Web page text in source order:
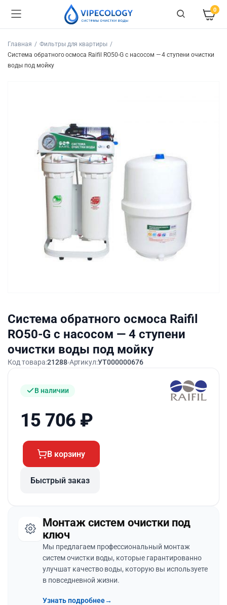
0
Главная
Фильтры для квартиры
Система обратного осмоса Raifil RO50-G с насосом — 4 ступени очистки
воды под мойку
Система обратного осмоса Raifil
RO50-G с насосом — 4 ступени
очистки воды под мойку
Код товара:21288 Артикул:УТ000000676
В наличии
15 706 ₽
В корзину
Быстрый заказ
Монтаж систем очистки под
ключ
Мы предлагаем профессиональный монтаж
систем очистки воды, которые гарантированно
улучшат качество воды, которую вы используете
в повседневной жизни.
Узнать подробнее→